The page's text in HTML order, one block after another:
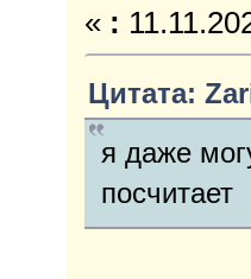
« :
Цитата:
я даже
посчитает